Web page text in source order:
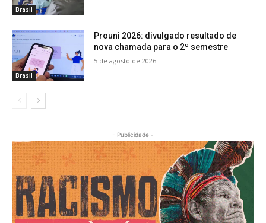
Brasil
Brasil
Prouni 2026: divulgado resultado de
nova chamada para o 2º semestre
5 de agosto de 2026
- Publicidade -